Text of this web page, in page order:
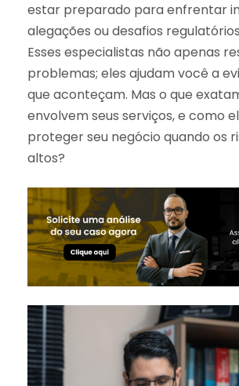
estar preparado para enfrentar
alegações ou desafios
Esses especialistas não apenas
problemas; eles ajudam você a
que aconteçam. Mas o que
envolvem seus serviços, e como
proteger seu negócio quando os
altos?